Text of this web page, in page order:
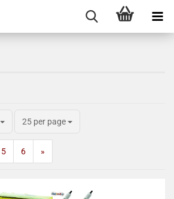
25 per page
5 6 »